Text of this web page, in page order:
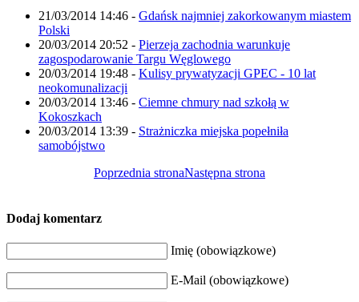
21/03/2014 14:46 - Gdańsk najmniej zakorkowanym miastem
Polski
20/03/2014 20:52 - Pierzeja zachodnia warunkuje
zagospodarowanie Targu Węglowego
20/03/2014 19:48 - Kulisy prywatyzacji GPEC - 10 lat
neokomunalizacji
20/03/2014 13:46 - Ciemne chmury nad szkołą w
Kokoszkach
20/03/2014 13:39 - Strażniczka miejska popełniła
samobójstwo
Poprzednia stronaNastępna strona
Dodaj komentarz
Imię (obowiązkowe)
E-Mail (obowiązkowe)